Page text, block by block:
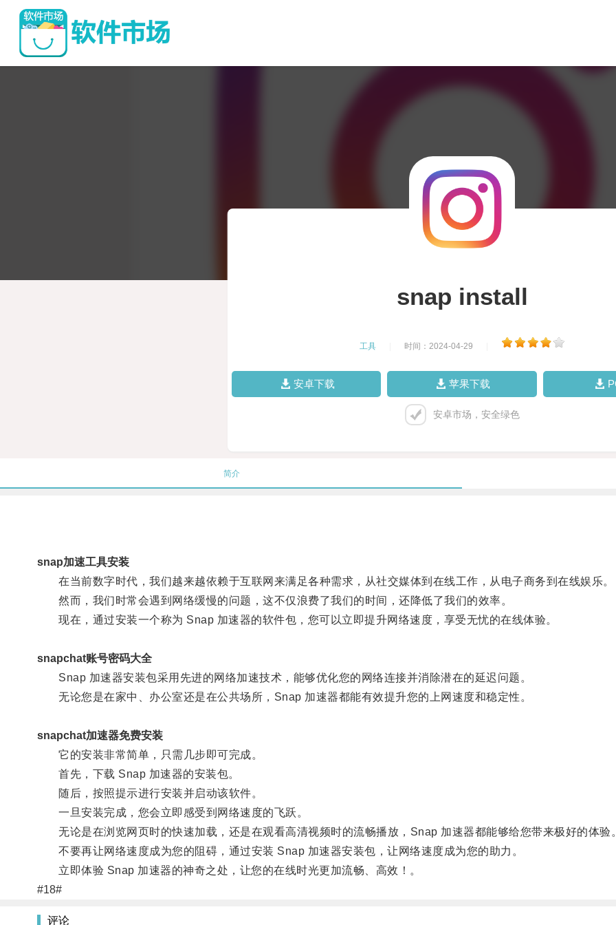
snap install
工具 时间：2024-04-29
安卓下载 苹果下载
安卓市场，安全绿色
简介
snap加速工具安装
在当前数字时代，我们越来越依赖于互联网来满足各种需求，从社交媒体到在线工作，从电子商务到在线娱乐。
然而，我们时常会遇到网络缓慢的问题，这不仅浪费了我们的时间，还降低了我们的效率。
现在，通过安装一个称为 Snap 加速器的软件包，您可以立即提升网络速度，享受无忧的在线体验。
snapchat账号密码大全
Snap 加速器安装包采用先进的网络加速技术，能够优化您的网络连接并消除潜在的延迟问题。
无论您是在家中、办公室还是在公共场所，Snap 加速器都能有效提升您的上网速度和稳定性。
snapchat加速器免费安装
它的安装非常简单，只需几步即可完成。
首先，下载 Snap 加速器的安装包。
随后，按照提示进行安装并启动该软件。
一旦安装完成，您会立即感受到网络速度的飞跃。
无论是在浏览网页时的快速加载，还是在观看高清视频时的流畅播放，Snap 加速器都能够给您带来极好的体验。
不要再让网络速度成为您的阻碍，通过安装 Snap 加速器安装包，让网络速度成为您的助力。
立即体验 Snap 加速器的神奇之处，让您的在线时光更加流畅、高效！。
#18#
评论